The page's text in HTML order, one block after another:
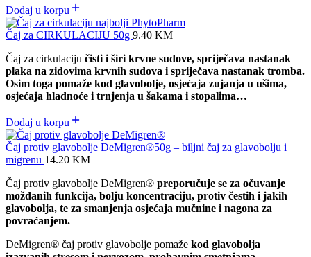
Dodaj u korpu
Čaj za CIRKULACIJU 50g 9.40 KM
Čaj za cirkulaciju čisti i širi krvne sudove, spriječava nastanak
plaka na zidovima krvnih sudova i spriječava nastanak tromba.
Osim toga pomaže kod glavobolje, osjećaja zujanja u ušima,
osjećaja hladnoće i trnjenja u šakama i stopalima…
Dodaj u korpu
Čaj protiv glavobolje DeMigren®50g – biljni čaj za glavobolju i
migrenu 14.20 KM
Čaj protiv glavobolje DeMigren® preporučuje se za očuvanje
moždanih funkcija, bolju koncentraciju, protiv čestih i jakih
glavobolja, te za smanjenja osjećaja mučnine i nagona za
povraćanjem.
DeMigren® čaj protiv glavobolje pomaže kod glavobolja